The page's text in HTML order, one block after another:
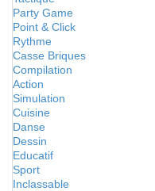
Party Game
Point & Click
Rythme
Casse Briques
Compilation
Action
Simulation
Cuisine
Danse
Dessin
Educatif
Sport
Inclassable